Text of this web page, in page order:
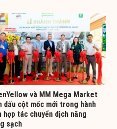
và MM Mega Market
dấu cột mốc mới trong hành
hợp tác chuyển dịch năng
sạch